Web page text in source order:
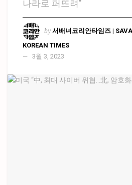
나라로 퍼뜨려"
by 서배너코리안타임즈 |
KOREAN TIMES
3월 3, 2023